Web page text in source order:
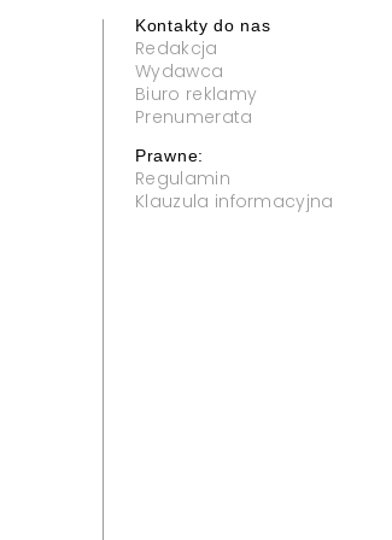
Kontakty do nas
Redakcja
Wydawca
Biuro reklamy
Prenumerata
Prawne:
Regulamin
Klauzula informacyjna